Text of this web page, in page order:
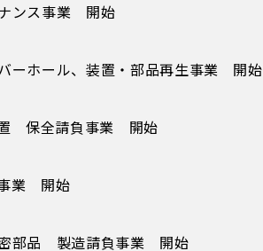
ンス事業 開始
ーホール、装置・部品再生事業 開始
保全請負事業 開始
業 開始
部品 製造請負事業 開始